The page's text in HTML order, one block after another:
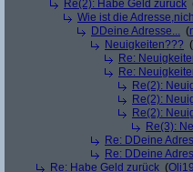
Re(2): Habe Geld zurück
Wie ist die
DDeine Adresse... (
Neuigkeiten??? (
Re:
Re:
Re(2):
Re(2):
Re(2):
Re(3):
Re: DDeine
Re: DDeine
Re: Habe Geld zurück (